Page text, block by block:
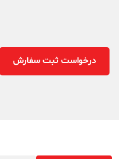
درخواست ثبت سفارش